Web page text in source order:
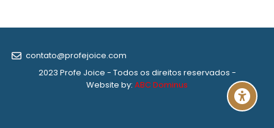
contato@profejoice.com
2023 Profe Joice - Todos os direitos reservados -
Website by: ABC Dominus